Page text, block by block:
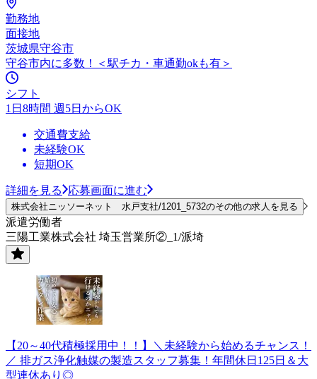
勤務地
面接地
茨城県守谷市
守谷市内に多数！＜駅チカ・車通勤okも有＞
シフト
1日8時間 週5日からOK
交通費支給
未経験OK
短期OK
詳細を見る 応募画面に進む
株式会社ニッソーネット 水戸支社/1201_5732のその他の求人を見る
派遣労働者
三陽工業株式会社 埼玉営業所②_1/派埼
【20～40代積極採用中！！】＼未経験から始めるチャンス！
／ 排ガス浄化触媒の製造スタッフ募集！年間休日125日＆大
型連休あり◎